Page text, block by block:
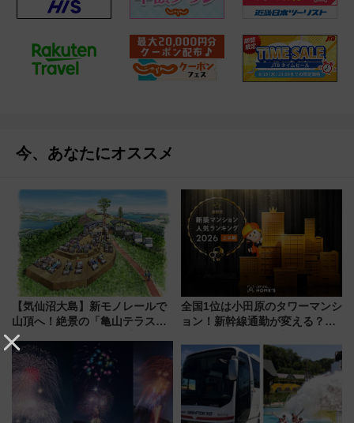
今、あなたにオススメ
【気仙沼大島】新モノレールで
山頂へ！絶景の「亀山テラス
360°」が7月19日オープン、休
暇村のお得な日帰りプランも登
全国1位は小田原のタワーマンシ
ョン！新幹線通勤が変える？
【新築マンション人気ランキン
グ】